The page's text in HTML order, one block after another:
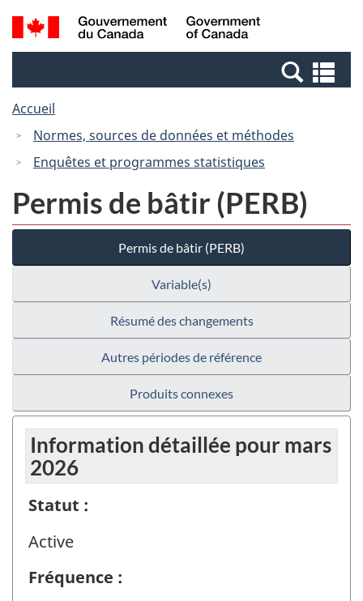
Passer
au
Passer
à
Canada
Recherche
et
et
Accueil
Normes, sources de données et méthodes
Enquêtes et programmes statistiques
Permis de bâtir (PERB)
Permis de bâtir (PERB)
Variable(s)
Résumé des changements
Autres périodes de référence
Produits connexes
Information détaillée pour mars
2026
Statut :
Active
Fréquence :